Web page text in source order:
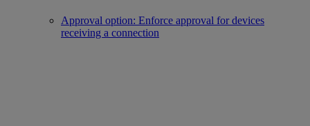
Approval option: Enforce approval for devices
receiving a connection